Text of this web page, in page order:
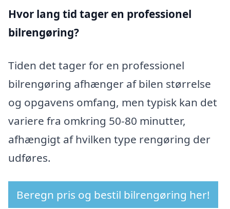
Hvor lang tid tager en professionel
bilrengøring?
Tiden det tager for en professionel
bilrengøring afhænger af bilen størrelse
og opgavens omfang, men typisk kan det
variere fra omkring 50-80 minutter,
afhængigt af hvilken type rengøring der
udføres.
Beregn pris og bestil bilrengøring her!